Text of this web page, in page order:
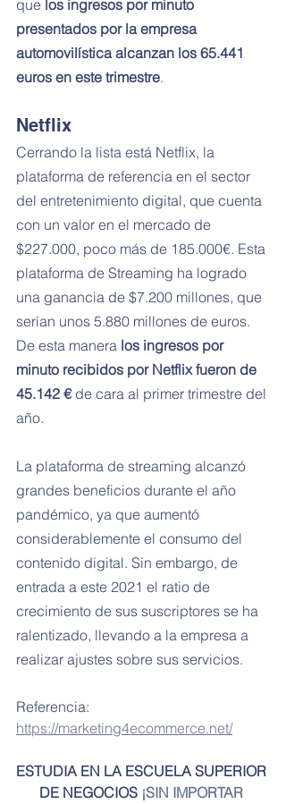
que los ingresos por minuto
presentados por la empresa
automovilística alcanzan los 65.441
euros en este trimestre.
Netflix
Cerrando la lista está Netflix, la
plataforma de referencia en el sector
del entretenimiento digital, que cuenta
con un valor en el mercado de
$227.000, poco más de 185.000€. Esta
plataforma de Streaming ha logrado
una ganancia de $7.200 millones, que
serían unos 5.880 millones de euros.
De esta manera los ingresos por
minuto recibidos por Netflix fueron de
45.142 € de cara al primer trimestre del
año.
La plataforma de streaming alcanzó
grandes beneficios durante el año
pandémico, ya que aumentó
considerablemente el consumo del
contenido digital. Sin embargo, de
entrada a este 2021 el ratio de
crecimiento de sus suscriptores se ha
ralentizado, llevando a la empresa a
realizar ajustes sobre sus servicios.
Referencia:
https://marketing4ecommerce.net/
ESTUDIA EN LA ESCUELA SUPERIOR
DE NEGOCIOS ¡SIN IMPORTAR